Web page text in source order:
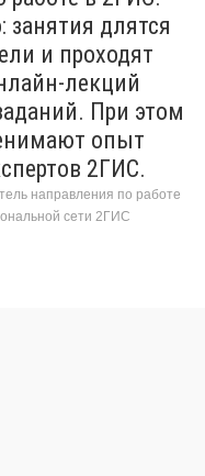
занятия длятся
и проходят
лекций
При этом
опыт
2ГИС.
направления по работе
сети 2ГИС